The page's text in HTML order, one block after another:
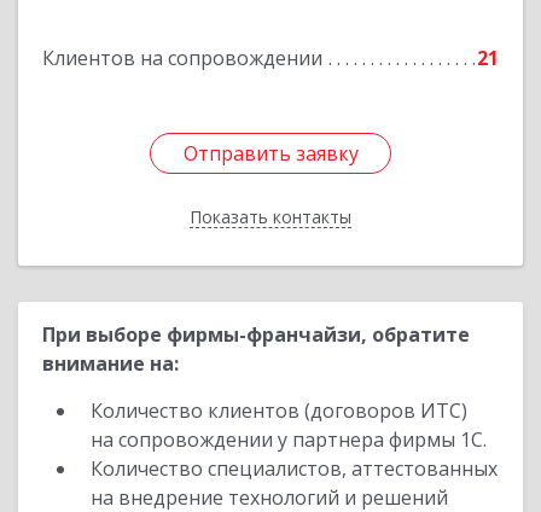
Клиентов на сопровождении 21
Отправить заявку
Показать контакты
Отправить заявку
Назад
При выборе фирмы-франчайзи, обратите
внимание на:
Количество клиентов (договоров ИТС)
на сопровождении у партнера фирмы 1С.
Количество специалистов, аттестованных
на внедрение технологий и решений